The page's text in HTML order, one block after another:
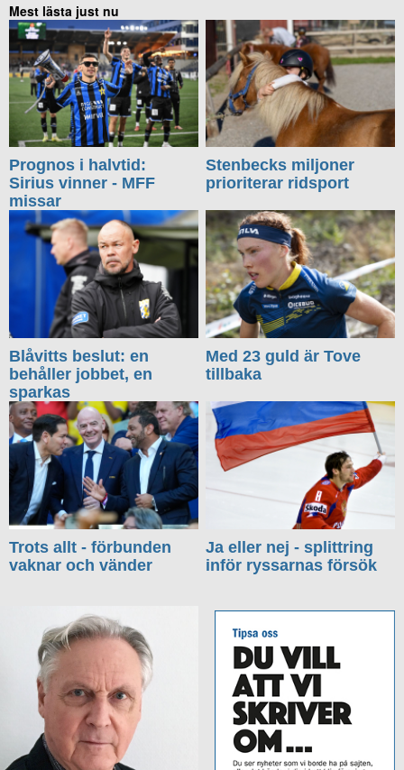
Mest lästa just nu
Prognos i halvtid:
Sirius vinner - MFF
missar
Stenbecks miljoner
prioriterar ridsport
Blåvitts beslut: en
behåller jobbet, en
sparkas
Med 23 guld är Tove
tillbaka
Trots allt - förbunden
vaknar och vänder
Ja eller nej - splittring
inför ryssarnas försök